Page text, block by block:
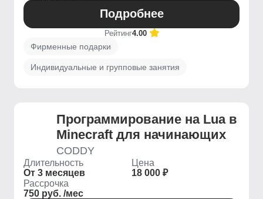
Подробнее
Рейтинг4.00
Фирменные подарки
Индивидуальные и групповые занятия
Программирование на Lua в
Minecraft для начинающих
CODDY
Длительность
От 3 месяцев
Цена
18 000 ₽
Рассрочка
750 руб. /мес